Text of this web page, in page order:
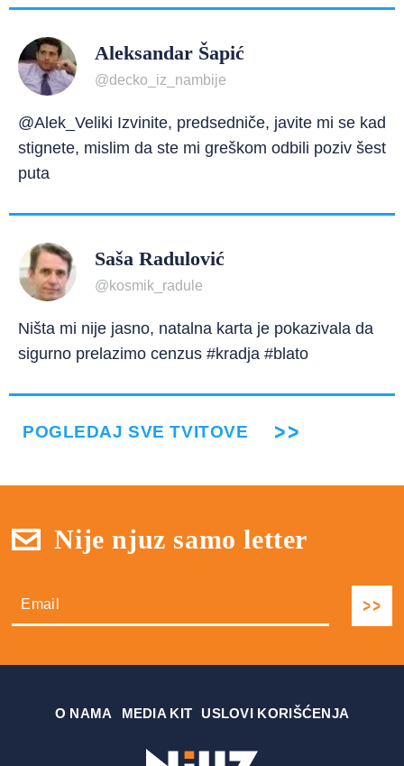
Aleksandar Šapić
@decko_iz_nambije
@Alek_Veliki Izvinite, predsedniče, javite mi se kad
stignete, mislim da ste mi greškom odbili poziv šest
puta
Saša Radulović
@kosmik_radule
Ništa mi nije jasno, natalna karta je pokazivala da
sigurno prelazimo cenzus #kradja #blato
POGLEDAJ SVE TVITOVE
Nije njuz samo letter
О NAMA MEDIA KIT USLOVI KORIŠĆENJA